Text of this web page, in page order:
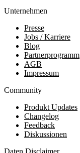
Unternehmen
Presse
Jobs / Karriere
Blog
Partnerprogramm
AGB
Impressum
Community
Produkt Updates
Changelog
Feedback
Diskussionen